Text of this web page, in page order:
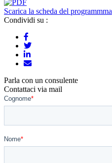
Scarica la scheda del programmma
Condividi su :
Parla con un consulente
Contattaci via mail